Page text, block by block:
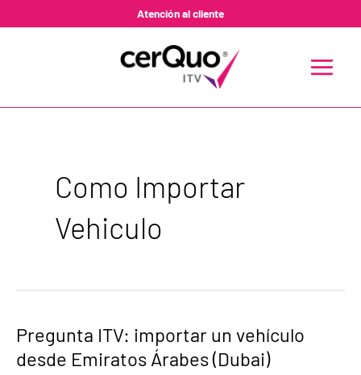
Atención al cliente
MENU
Como Importar
Vehiculo
Pregunta ITV: importar un vehículo
desde Emiratos Árabes (Dubai)
Pregunta
ITV:
importar